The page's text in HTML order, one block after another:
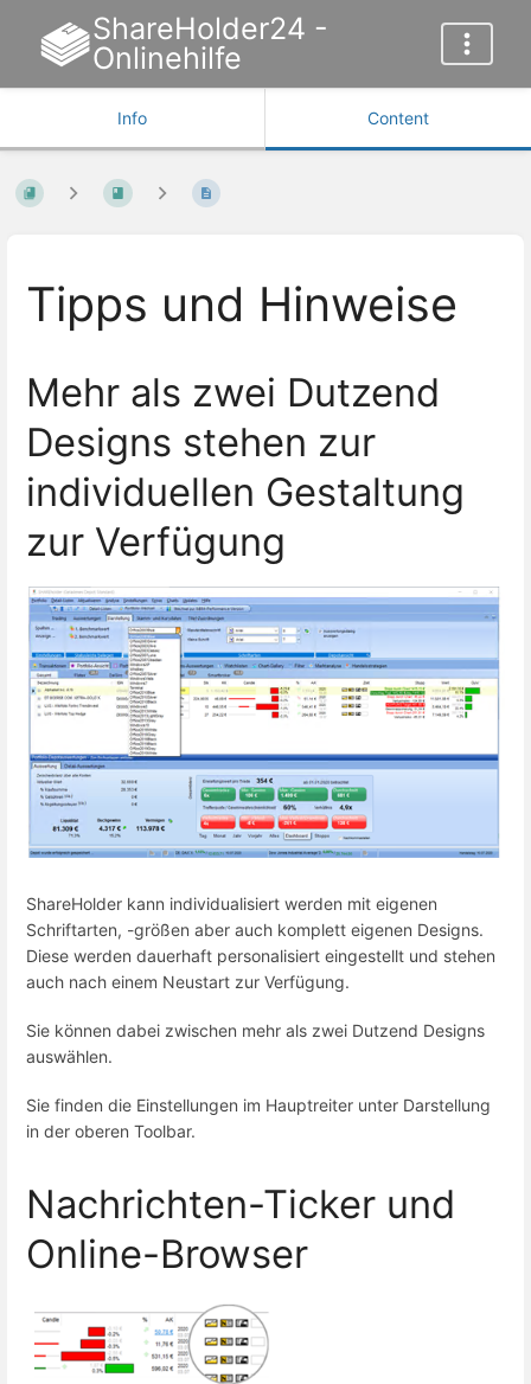
ShareHolder24 -
Onlinehilfe
Info Content
Tipps und Hinweise
Mehr als zwei Dutzend
Designs stehen zur
individuellen Gestaltung
zur Verfügung
ShareHolder kann individualisiert werden mit eigenen
Schriftarten, -größen aber auch komplett eigenen Designs.
Diese werden dauerhaft personalisiert eingestellt und stehen
auch nach einem Neustart zur Verfügung.
Sie können dabei zwischen mehr als zwei Dutzend Designs
auswählen.
Sie finden die Einstellungen im Hauptreiter unter Darstellung
in der oberen Toolbar.
Nachrichten-Ticker und
Online-Browser